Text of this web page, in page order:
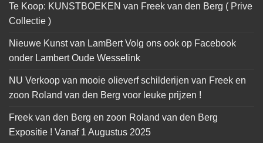
Te Koop: KUNSTBOEKEN van Freek van den Berg ( Prive
Collectie )
Nieuwe Kunst van LamBert Volg ons ook op Facebook
onder Lambert Oude Wesselink
NU Verkoop van mooie olieverf schilderijen van Freek en
zoon Roland van den Berg voor leuke prijzen !
Freek van den Berg en zoon Roland van den Berg
Expositie ! Vanaf 1 Augustus 2025